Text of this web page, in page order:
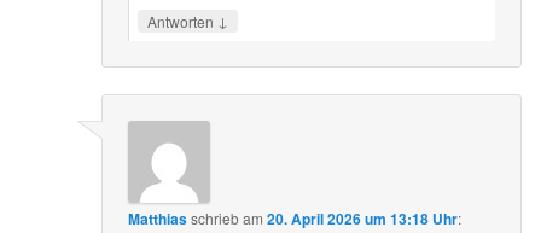
Antworten ↓
Matthiasschriebam20. April 2026 um 13:18 Uhr: